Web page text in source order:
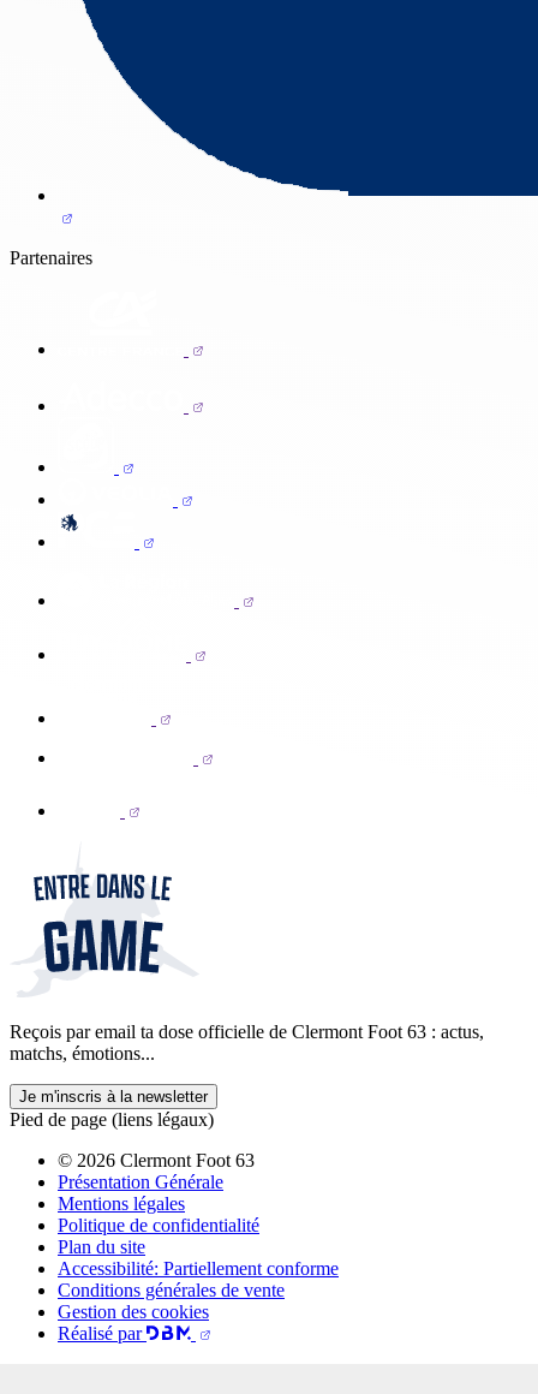
Partenaires
Reçois par email ta dose officielle de Clermont Foot 63 : actus,
matchs, émotions...
Je m'inscris à la newsletter
Pied de page (liens légaux)
© 2026 Clermont Foot 63
Présentation Générale
Mentions légales
Politique de confidentialité
Plan du site
Accessibilité: Partiellement conforme
Conditions générales de vente
Gestion des cookies
Réalisé par